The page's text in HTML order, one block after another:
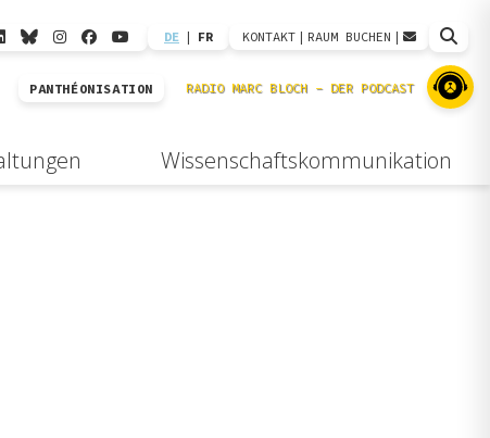
DE | FR KONTAKT | RAUM BUCHEN |
PANTHÉONISATION
Wissenschaftskommunikation